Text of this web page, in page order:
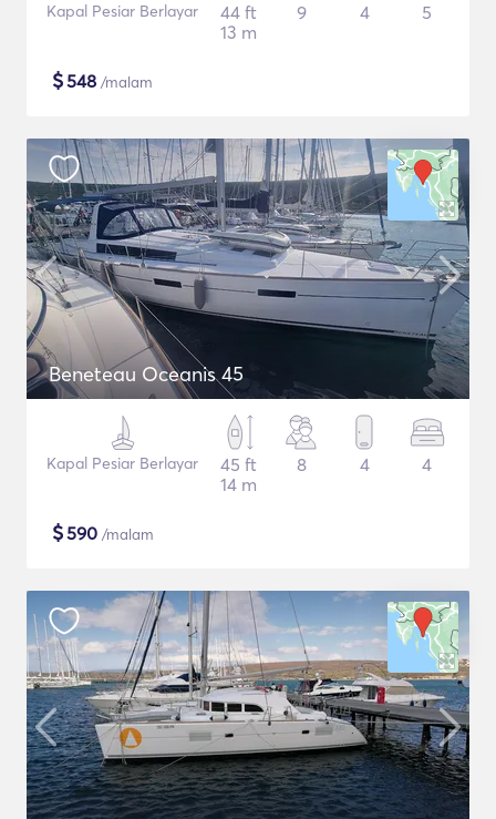
Kapal Pesiar Berlayar
44 ft
13 m
9 4 5
$548 /malam
Beneteau Oceanis 45
Kapal Pesiar Berlayar
45 ft
14 m
8 4 4
$590 /malam